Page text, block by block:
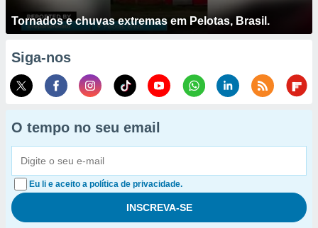
Tornados e chuvas extremas em Pelotas, Brasil.
Siga-nos
O tempo no seu email
Eu li e aceito a política de privacidade.